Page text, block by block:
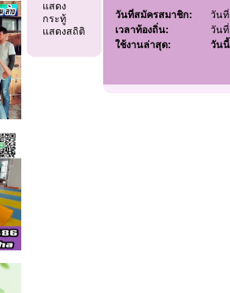
แสดง
กระทู้
แสดงสถิติ
วันที่สมัครสมาชิก:
วันที่
เวลาท้องถิ่น:
วันที่
ใช้งานล่าสุด:
วันนี้